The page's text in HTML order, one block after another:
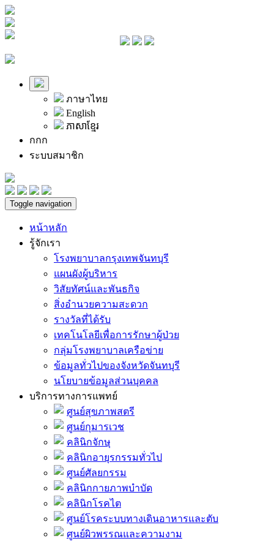
ภาษาไทย
English
ភាសាខ្មែរ
กกก
ระบบสมาชิก
Toggle navigation
หน้าหลัก
รู้จักเรา
โรงพยาบาลกรุงเทพจันทบุรี
แผนผังผู้บริหาร
วิสัยทัศน์และพันธกิจ
สิ่งอำนวยความสะดวก
รางวัลที่ได้รับ
เทคโนโลยีเพื่อการรักษาผู้ป่วย
กลุ่มโรงพยาบาลเครือข่าย
ข้อมูลทั่วไปของจังหวัดจันทบุรี
นโยบายข้อมูลส่วนบุคคล
บริการทางการแพทย์
ศูนย์สุขภาพสตรี
ศูนย์กุมารเวช
คลินิกจักษุ
คลินิกอายุรกรรมทั่วไป
ศูนย์ศัลยกรรม
คลินิกกายภาพบำบัด
คลินิกโรคไต
ศูนย์โรคระบบทางเดินอาหารและตับ
ศูนย์ผิวพรรณและความงาม